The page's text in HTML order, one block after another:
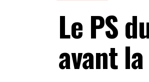
Le PS
avant